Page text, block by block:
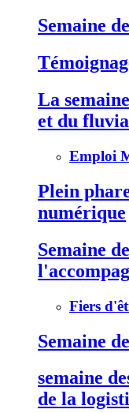
Semaine
La
et du
Emploi
Plein
numérique
Semaine
Fiers
Semaine
semaine
de la